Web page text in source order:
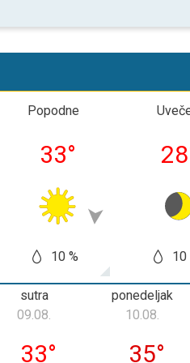
Popodne
33°
10 %
28
10
sutra
nedelja, 09. 08.
09.08.
33°
ponedeljak
10.08.
35°